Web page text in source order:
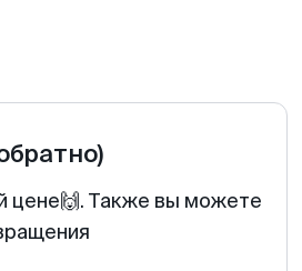
цене🙌. Также вы можете